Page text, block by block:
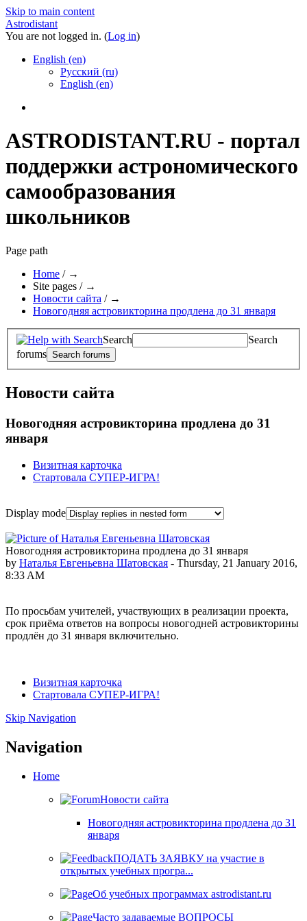
Skip to main content
Astrodistant
You are not logged in. (Log in)
English (en)
Русский (ru)
English (en)
ASTRODISTANT.RU - портал
поддержки астрономического
самообразования
школьников
Page path
Home / →
Site pages / →
Новости сайта / →
Новогодняя астровикторина продлена до 31 января
Search
Search
forums
Новости сайта
Новогодняя астровикторина продлена до 31
января
Визитная карточка
Стартовала СУПЕР-ИГРА!
Display mode
Новогодняя астровикторина продлена до 31 января
by Наталья Евгеньевна Шатовская - Thursday, 21 January 2016,
8:33 AM
По просьбам учителей, участвующих в реализации проекта,
срок приёма ответов на вопросы новогодней астровикторины
продлён до 31 января включительно.
Визитная карточка
Стартовала СУПЕР-ИГРА!
Skip Navigation
Navigation
Home
Новости сайта
Новогодняя астровикторина продлена до 31
января
ПОДАТЬ ЗАЯВКУ на участие в
открытых учебных програ...
Об учебных программах astrodistant.ru
Часто задаваемые ВОПРОСЫ